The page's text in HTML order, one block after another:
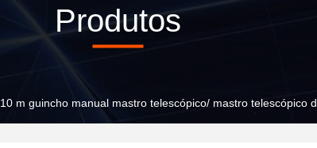
Produtos
10 m guincho manual mastro telescópico/ mastro telescópico